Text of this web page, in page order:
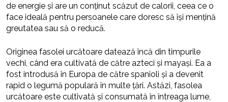
de energie și are un conținut scăzut de calorii, ceea ce o
face ideală pentru persoanele care doresc să își mențină
greutatea sau să o reducă.
Originea fasolei urcătoare datează încă din timpurile
vechi, când era cultivată de către azteci și mayași. Ea a
fost introdusă în Europa de către spanioli și a devenit
rapid o legumă populară în multe țări. Astăzi, fasolea
urcătoare este cultivată și consumată în întreaga lume,